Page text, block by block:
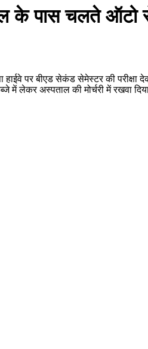
के पास चलते ऑटो
पर बीएड सेकंड सेमेस्टर की परीक्षा
लेकर अस्पताल की मोर्चरी में रखवा